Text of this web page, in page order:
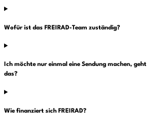
Wofür ist das FREIRAD-Team zuständig?
Ich möchte nur einmal eine Sendung machen, geht
das?
Wie finanziert sich FREIRAD?